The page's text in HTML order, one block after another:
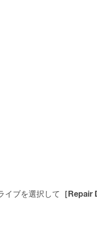
イブを選択して ［